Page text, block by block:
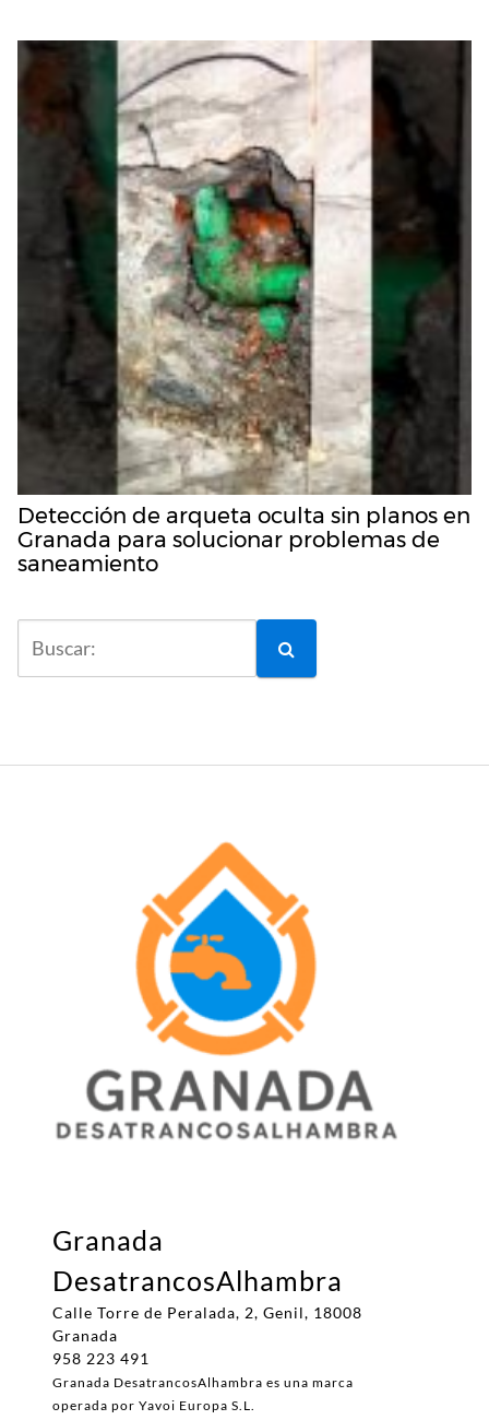
Detección de arqueta oculta sin planos en
Granada para solucionar problemas de
saneamiento
Granada
DesatrancosAlhambra
Calle Torre de Peralada, 2, Genil, 18008
Granada
958 223 491
Granada DesatrancosAlhambra es una marca
operada por Yavoi Europa S.L.